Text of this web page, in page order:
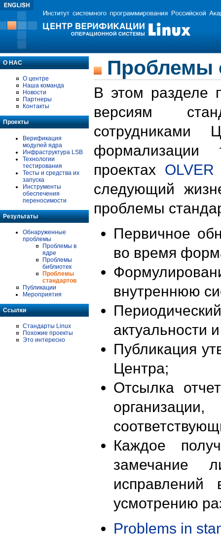
О НАС
О центре
Наша команда
Новости
Партнеры
Контакты
Проекты
Верификация
модулей ядра
Инфраструктура LSB
Технологии
тестирования
Тесты и средства их
запуска
Инструменты
обеспечения
переносимости
Результаты
Обнаруженные
проблемы
Проблемы в
ядре
Проблемы
библиотек
Проблемы
стандартов
Публикации
Мероприятия
Ссылки
Стандарты Linux
Похожие проекты
Это интересно
Проблемы
В этом разделе
версиям
формализации
проектах OLVER
следующий
проблемы
Первичное
во время
внутреннюю
актуальности
Публикация
Центра;
Отсылка
Каждое
замечание
исправлений
усмотрению
Problems in